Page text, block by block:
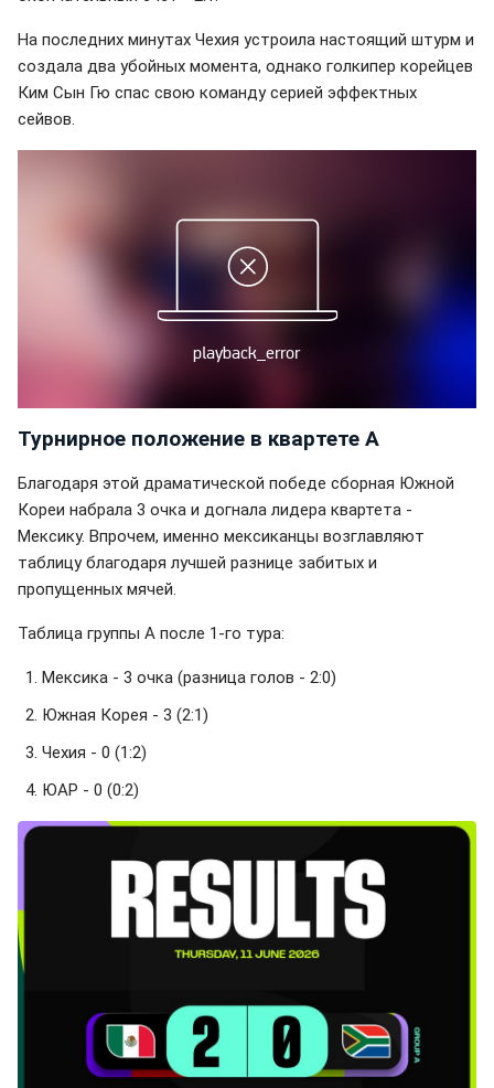
На последних минутах Чехия устроила настоящий штурм и
создала два убойных момента, однако голкипер корейцев
Ким Сын Гю спас свою команду серией эффектных
сейвов.
Турнирное положение в квартете А
Благодаря этой драматической победе сборная Южной
Кореи набрала 3 очка и догнала лидера квартета -
Мексику. Впрочем, именно мексиканцы возглавляют
таблицу благодаря лучшей разнице забитых и
пропущенных мячей.
Таблица группы А после 1-го тура:
Мексика - 3 очка (разница голов - 2:0)
Южная Корея - 3 (2:1)
Чехия - 0 (1:2)
ЮАР - 0 (0:2)